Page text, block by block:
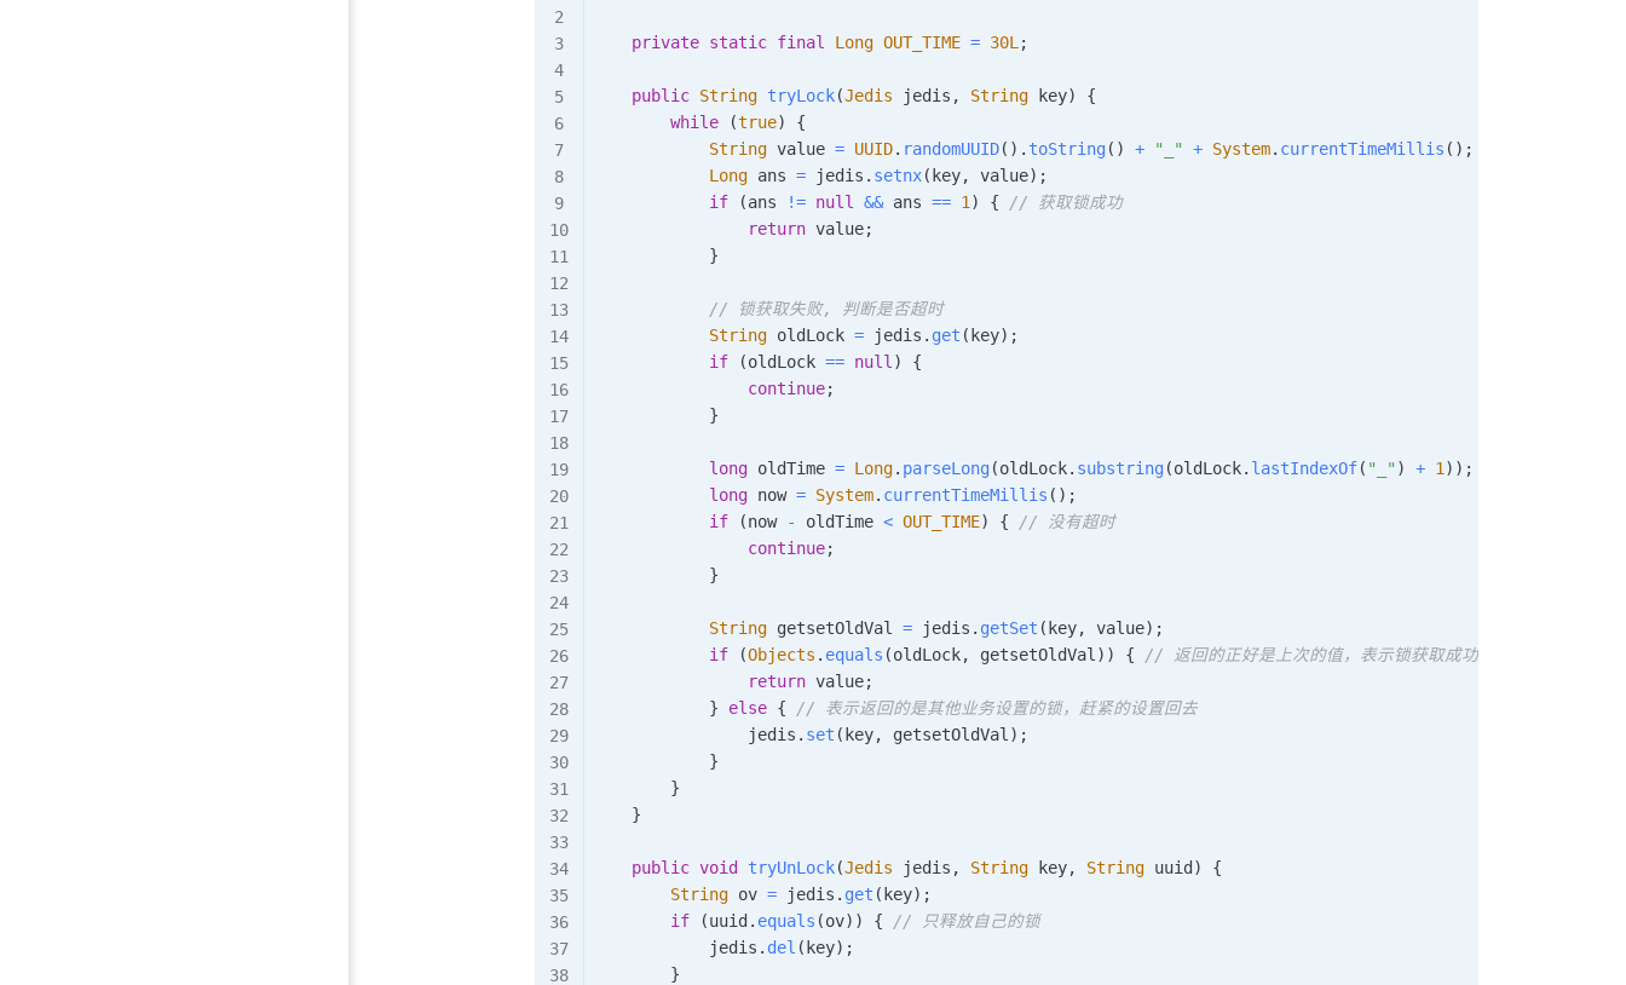
private static final Long OUT_TIME = 30L ;
public String tryLock(Jedis jedis , String key)
{
while
(true)
{
String value = UUID. randomUUID( ) . toString ( ) + "_" + System. currentTimeMillis ( ) ;
Long ans = jedis . setnx(key, value) ;
if
(ans != null && ans == 1 ) {
// 获取锁成功
return value;
}
// 锁获取失败, 判断是否超时
String oldLock = jedis . get (key) ;
if
(oldLock == null )
{
continue;
}
long oldTime = Long. parseLong (oldLock. substring (oldLock. lastIndexOf( "_" ) + 1 ) ) ;
long now = System. currentTimeMillis ( ) ;
if
(now - oldTime < OUT_TIME) {
// 没有超时
continue;
}
String getsetOldVal = jedis . getSet (key, value) ;
if
(Objects . equals (oldLock, getsetOldVal ) ) {
// 返回的正好是上次的值，表示锁获取成功
return value;
}
else {
// 表示返回的是其他业务设置的锁，赶紧的设置回去
                jedis
. set (key, getsetOldVal ) ;
}
}
}
public void tryUnLock(Jedis jedis , String key, String uuid)
{
String ov = jedis . get (key) ;
if
(uuid. equals (ov) ) {
// 只释放自己的锁
            jedis
. del (key) ;
}